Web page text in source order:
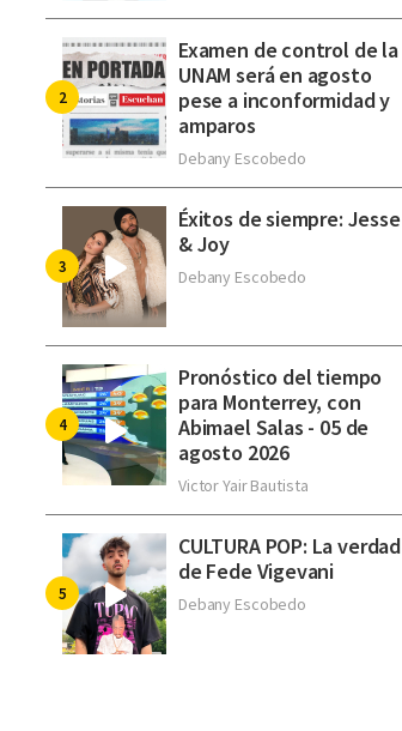
Examen de control de la
UNAM será en agosto
pese a inconformidad y
amparos
Debany Escobedo
Éxitos de siempre: Jesse
& Joy
Debany Escobedo
Pronóstico del tiempo
para Monterrey, con
Abimael Salas - 05 de
agosto 2026
Victor Yair Bautista
CULTURA POP: La verdad
de Fede Vigevani
Debany Escobedo